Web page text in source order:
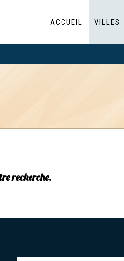
ACCUEIL VILLES
recherche.